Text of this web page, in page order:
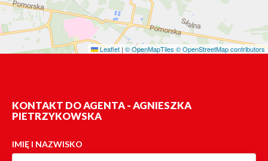
Leaflet | © OpenMapTiles © OpenStreetMap contributors
KONTAKT DO AGENTA - AGNIESZKA
PIETRZYKOWSKA
IMIĘ I NAZWISKO